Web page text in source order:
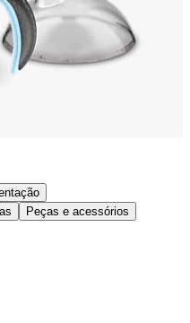
Peças e acessórios